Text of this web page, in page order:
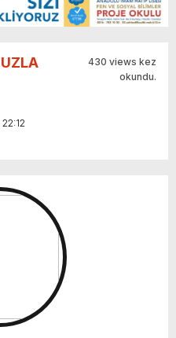
430 views kez
okundu.
22:12